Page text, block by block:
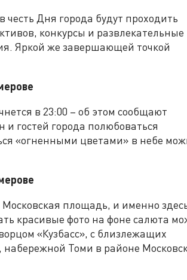
Дня города будут проходить
конкурсы и развлекательные
Яркой же завершающей точкой
в 23:00 – об этом сообщают
гостей города полюбоваться
«огненными цветами» в небе
площадь, и именно
красивые фото на фоне салюта
«Кузбасс», с близлежащих
Томи в районе